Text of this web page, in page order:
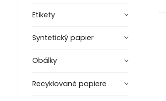
Etikety
Syntetický papier
Obálky
Recyklované papiere